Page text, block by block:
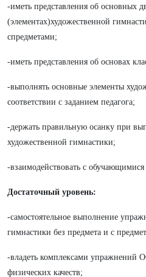
-иметь представления об основных
(элементах)художественной
cпредметами;
-иметь представления об основах
-выполнять основные элементы
соответствии с заданием педагога;
-держать правильную осанку при
художественной гимнастики;
-взаимодействовать с обучающимися
Достаточный уровень:
-самостоятельное выполнение
гимнастики без предмета и с
-владеть комплексами упражнений
физических качеств;